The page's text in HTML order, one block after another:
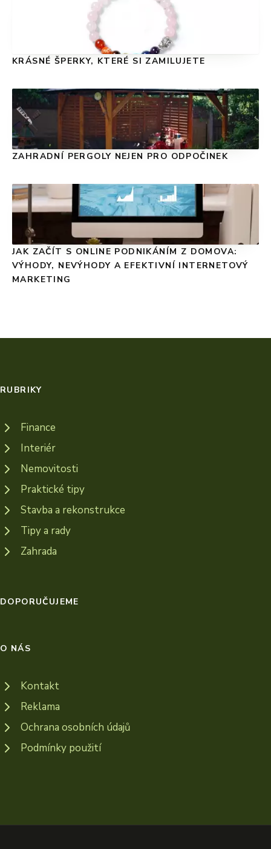
KRÁSNÉ ŠPERKY, KTERÉ SI ZAMILUJETE
ZAHRADNÍ PERGOLY NEJEN PRO ODPOČINEK
JAK ZAČÍT S ONLINE PODNIKÁNÍM Z DOMOVA:
VÝHODY, NEVÝHODY A EFEKTIVNÍ INTERNETOVÝ
MARKETING
RUBRIKY
Finance
Interiér
Nemovitosti
Praktické tipy
Stavba a rekonstrukce
Tipy a rady
Zahrada
DOPORUČUJEME
O NÁS
Kontakt
Reklama
Ochrana osobních údajů
Podmínky použití